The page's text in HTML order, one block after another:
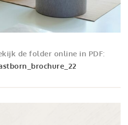
de folder online in PDF: